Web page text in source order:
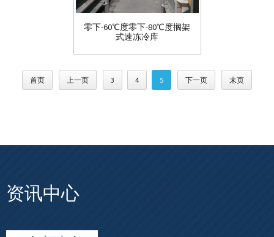
零下-60℃度零下-80℃度搁架
式速冻冷库
首页 上一页 3 4 5 下一页 末页
资讯中心